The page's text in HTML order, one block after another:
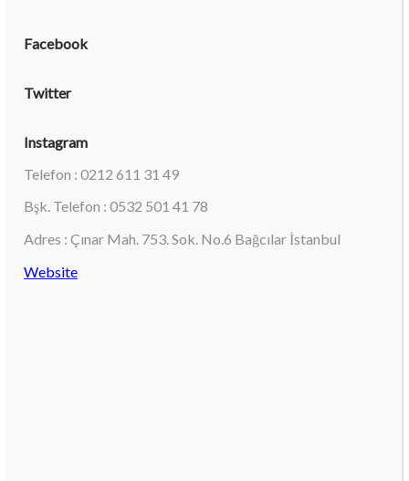
Facebook
Twitter
Instagram
Telefon : 0212 611 31 49
Bşk. Telefon : 0532 501 41 78
Adres : Çınar Mah. 753. Sok. No.6 Bağcılar İstanbul
Website